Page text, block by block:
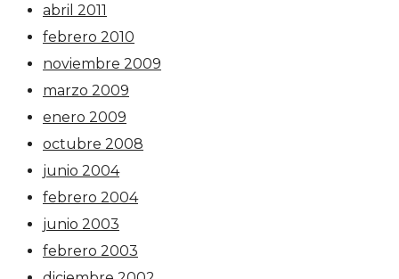
abril 2011
febrero 2010
noviembre 2009
marzo 2009
enero 2009
octubre 2008
junio 2004
febrero 2004
junio 2003
febrero 2003